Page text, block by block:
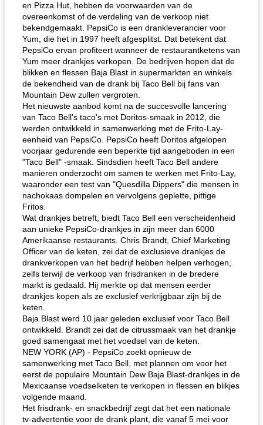
en Pizza Hut, hebben de voorwaarden van de
overeenkomst of de verdeling van de verkoop niet
bekendgemaakt. PepsiCo is een drankleverancier voor
Yum, die het in 1997 heeft afgesplitst. Dat betekent dat
PepsiCo ervan profiteert wanneer de restaurantketens van
Yum meer drankjes verkopen. De bedrijven hopen dat de
blikken en flessen Baja Blast in supermarkten en winkels
de bekendheid van de drank bij Taco Bell bij fans van
Mountain Dew zullen vergroten.
Het nieuwste aanbod komt na de succesvolle lancering
van Taco Bell's taco's met Doritos-smaak in 2012, die
werden ontwikkeld in samenwerking met de Frito-Lay-
eenheid van PepsiCo. PepsiCo heeft Doritos afgelopen
voorjaar gedurende een beperkte tijd aangeboden in een
"Taco Bell" -smaak. Sindsdien heeft Taco Bell andere
manieren onderzocht om samen te werken met Frito-Lay,
waaronder een test van "Quesdilla Dippers" die mensen in
nachokaas dompelen en vervolgens geplette, pittige
Fritos.
Wat drankjes betreft, biedt Taco Bell een verscheidenheid
aan unieke PepsiCo-drankjes in zijn meer dan 6000
Amerikaanse restaurants. Chris Brandt, Chief Marketing
Officer van de keten, zei dat de exclusieve drankjes de
drankverkopen van het bedrijf hebben helpen verhogen,
zelfs terwijl de verkoop van frisdranken in de bredere
markt is gedaald. Hij merkte op dat mensen eerder
drankjes kopen als ze exclusief verkrijgbaar zijn bij de
keten.
Baja Blast werd 10 jaar geleden exclusief voor Taco Bell
ontwikkeld. Brandt zei dat de citrussmaak van het drankje
goed samengaat met het voedsel van de keten.
NEW YORK (AP) - PepsiCo zoekt opnieuw de
samenwerking met Taco Bell, met plannen om voor het
eerst de populaire Mountain Dew Baja Blast-drankjes in de
Mexicaanse voedselketen te verkopen in flessen en blikjes
volgende maand.
Het frisdrank- en snackbedrijf zegt dat het een nationale
tv-advertentie voor de drank plant, die vanaf 5 mei voor